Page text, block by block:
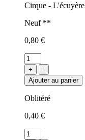
Cirque - L'écuyère
Neuf **
0,80 €
+
-
Ajouter au panier
Oblitéré
0,40 €